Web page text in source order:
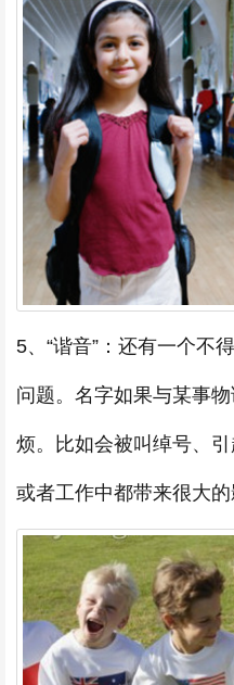
5、“谐音”：还有一个不
问题。名字如果与某事
烦。比如会被叫绰号、
或者工作中都带来很大的